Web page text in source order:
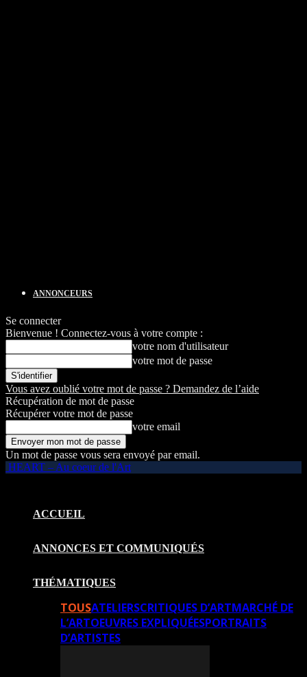
ANNONCEURS
Se connecter
Bienvenue ! Connectez-vous à votre compte :
votre nom d'utilisateur
votre mot de passe
Vous avez oublié votre mot de passe ? Demandez de l’aide
Récupération de mot de passe
Récupérer votre mot de passe
votre email
Un mot de passe vous sera envoyé par email.
HEART – Au coeur de l'Art
ACCUEIL
ANNONCES ET COMMUNIQUÉS
THÉMATIQUES
TOUSATELIERSCRITIQUES D’ARTMARCHÉ DE
L’ARTOEUVRES EXPLIQUÉESPORTRAITS
D’ARTISTES